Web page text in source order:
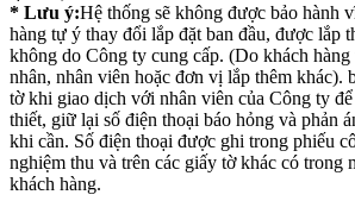
* Lưu ý:Hệ thống sẽ không được bảo hành
hàng tự ý thay đổi lắp đặt ban đầu, được lắp
không do Công ty cung cấp. (Do khách
nhân, nhân viên hoặc đơn vị lắp thêm khác).
tờ khi giao dịch với nhân viên của Công ty
thiết, giữ lại số điện thoại báo hỏng và phản
khi cần. Số điện thoại được ghi trong phiếu
nghiệm thu và trên các giấy tờ khác có trong
khách hàng.